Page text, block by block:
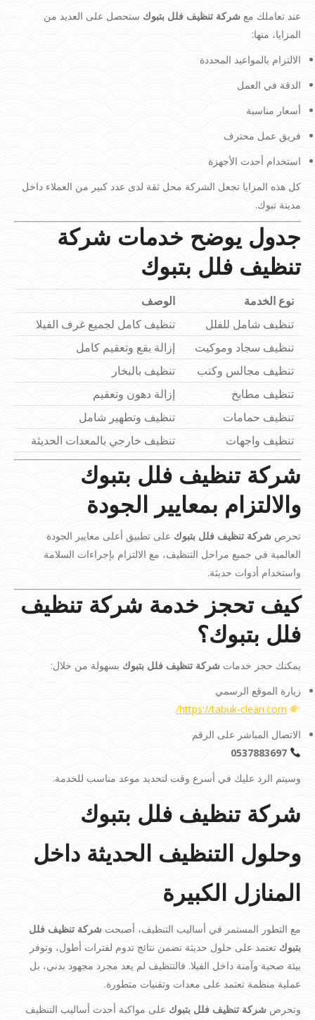
عند تعاملك مع شركة تنظيف فلل بتبوك ستحصل على العديد من
المزايا، منها:
الالتزام بالمواعيد المحددة
الدقة في العمل
أسعار مناسبة
فريق عمل محترف
استخدام أحدث الأجهزة
كل هذه المزايا تجعل الشركة محل ثقة لدى عدد كبير من العملاء داخل
مدينة تبوك.
جدول يوضح خدمات شركة
تنظيف فلل بتبوك
نوع الخدمة
الوصف
تنظيف شامل للفلل
تنظيف كامل لجميع غرف الفيلا
تنظيف سجاد وموكيت
إزالة بقع وتعقيم كامل
تنظيف مجالس وكنب
تنظيف بالبخار
تنظيف مطابخ
إزالة دهون وتعقيم
تنظيف حمامات
تنظيف وتطهير شامل
تنظيف واجهات
تنظيف خارجي بالمعدات الحديثة
شركة تنظيف فلل بتبوك
والالتزام بمعايير الجودة
تحرص شركة تنظيف فلل بتبوك على تطبيق أعلى معايير الجودة
العالمية في جميع مراحل التنظيف، مع الالتزام بإجراءات السلامة
واستخدام أدوات حديثة.
كيف تحجز خدمة شركة تنظيف
فلل بتبوك؟
يمكنك حجز خدمات شركة تنظيف فلل بتبوك بسهولة من خلال:
زيارة الموقع الرسمي
https://tabuk-clean.com/
الاتصال المباشر على الرقم
0537883697
وسيتم الرد عليك في أسرع وقت لتحديد موعد مناسب للخدمة.
شركة تنظيف فلل بتبوك
وحلول التنظيف الحديثة داخل
المنازل الكبيرة
مع التطور المستمر في أساليب التنظيف، أصبحت شركة تنظيف فلل
بتبوك تعتمد على حلول حديثة تضمن نتائج تدوم لفترات أطول، وتوفر
بيئة صحية وآمنة داخل الفيلا. فالتنظيف لم يعد مجرد مجهود بدني، بل
عملية منظمة تعتمد على معدات وتقنيات متطورة.
وتحرص شركة تنظيف فلل بتبوك على مواكبة أحدث أساليب التنظيف